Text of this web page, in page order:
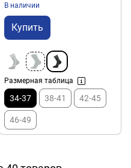
В наличии
Купить
Размерная таблица
34-37 38-41 42-45
46-49